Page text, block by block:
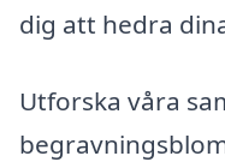
dig att hedra
Utforska våra